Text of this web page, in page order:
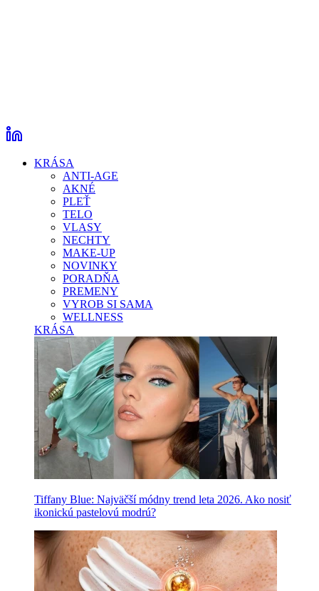
KRÁSA
ANTI-AGE
AKNÉ
PLEŤ
TELO
VLASY
NECHTY
MAKE-UP
NOVINKY
PORADŇA
PREMENY
VYROB SI SAMA
WELLNESS
KRÁSA
Tiffany Blue: Najväčší módny trend leta 2026. Ako nosiť
ikonickú pastelovú modrú?